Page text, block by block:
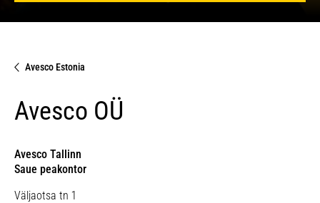
Avesco Estonia
Avesco OÜ
Avesco Tallinn
Saue peakontor
Väljaotsa tn 1